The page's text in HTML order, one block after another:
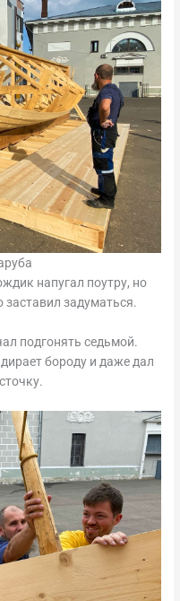
напугал поутру, но
задуматься.
подгонять седьмой.
бороду и даже дал